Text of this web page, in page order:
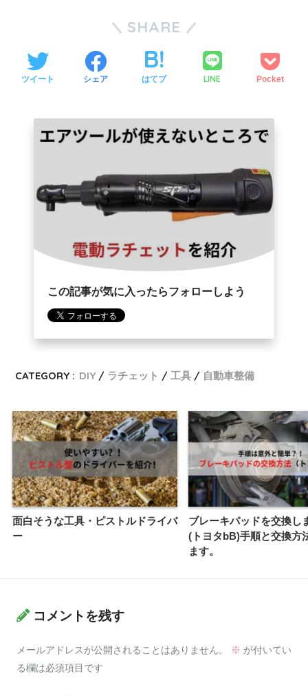
SHARE
ツイート シェア はてブ LINE Pocket
この記事が気に入ったらフォローしよう
CATEGORY : DIY ラチェット 工具 自動車整備
面白そうな工具・ピストルドライバ
ー
ブレーキパッドを交換し
(トヨタbB)手順と交換方
ます。
コメントを残す
メールアドレスが公開されることはありません。 ※ が付いてい
る欄は必須項目です